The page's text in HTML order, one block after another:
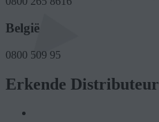
België
0800 509 95
Erkende Distributeur